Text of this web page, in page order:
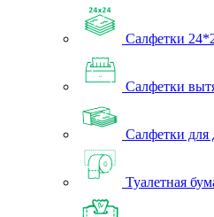
Салфетки
Салфетки
Салфетки для
Туалетная